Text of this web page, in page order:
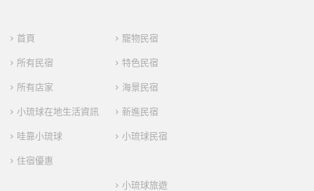
首頁
所有民宿
所有店家
小琉球在地生活資訊
哇靠小琉球
住宿優惠
寵物民宿
特色民宿
海景民宿
新進民宿
小琉球民宿
小琉球旅遊